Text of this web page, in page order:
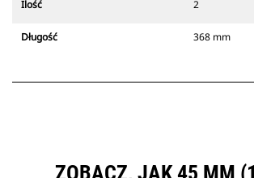
Ilość 2
Długość 368 mm